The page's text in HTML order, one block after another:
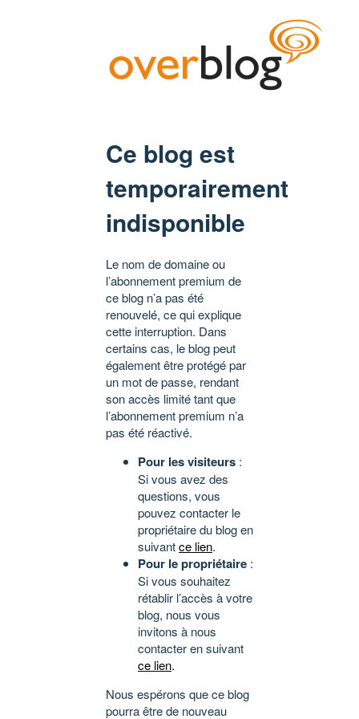
Ce blog est
temporairement
indisponible
Le nom de domaine ou
l’abonnement premium de
ce blog n’a pas été
renouvelé, ce qui explique
cette interruption. Dans
certains cas, le blog peut
également être protégé par
un mot de passe, rendant
son accès limité tant que
l’abonnement premium n’a
pas été réactivé.
Pour les visiteurs :
Si vous avez des
questions, vous
pouvez contacter le
propriétaire du blog en
suivantce lien.
Pour le propriétaire :
Si vous souhaitez
rétablir l’accès à votre
blog, nous vous
invitons à nous
contacter en suivant
ce lien.
Nous espérons que ce blog
pourra être de nouveau